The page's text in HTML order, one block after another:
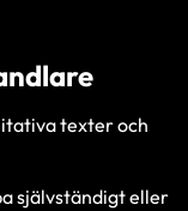
texter och
självständigt eller